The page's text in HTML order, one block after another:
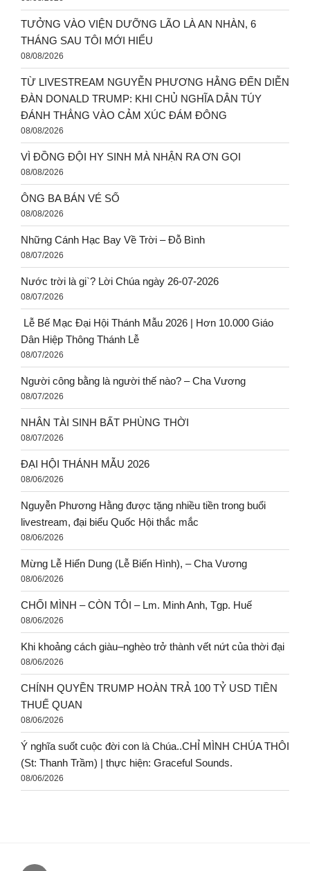
TƯỞNG VÀO VIỆN DƯỠNG LÃO LÀ AN NHÀN, 6
THÁNG SAU TÔI MỚI HIỂU
08/08/2026
TỪ LIVESTREAM NGUYỄN PHƯƠNG HẰNG ĐẾN DIỄN
ĐÀN DONALD TRUMP: KHI CHỦ NGHĨA DÂN TÚY
ĐÁNH THẲNG VÀO CẢM XÚC ĐÁM ĐÔNG
08/08/2026
VÌ ĐỒNG ĐỘI HY SINH MÀ NHẬN RA ƠN GỌI
08/08/2026
ÔNG BA BÁN VÉ SỐ
08/08/2026
Những Cánh Hạc Bay Về Trời – Đỗ Bình
08/07/2026
Nước trời là gi`? Lời Chúa ngày 26-07-2026
08/07/2026
Lễ Bế Mạc Đại Hội Thánh Mẫu 2026 | Hơn 10.000 Giáo
Dân Hiệp Thông Thánh Lễ
08/07/2026
Người công bằng là người thế nào? – Cha Vương
08/07/2026
NHÂN TÀI SINH BẤT PHÙNG THỜI
08/07/2026
ĐẠI HỘI THÁNH MẪU 2026
08/06/2026
Nguyễn Phương Hằng được tặng nhiều tiền trong buổi
livestream, đại biểu Quốc Hội thắc mắc
08/06/2026
Mừng Lễ Hiển Dung (Lễ Biến Hình), – Cha Vương
08/06/2026
CHỐI MÌNH – CÒN TÔI – Lm. Minh Anh, Tgp. Huế
08/06/2026
Khi khoảng cách giàu–nghèo trở thành vết nứt của thời đại
08/06/2026
CHÍNH QUYỀN TRUMP HOÀN TRẢ 100 TỶ USD TIỀN
THUẾ QUAN
08/06/2026
Ý nghĩa suốt cuộc đời con là Chúa..CHỈ MÌNH CHÚA THÔI
(St: Thanh Trầm) | thực hiện: Graceful Sounds.
08/06/2026